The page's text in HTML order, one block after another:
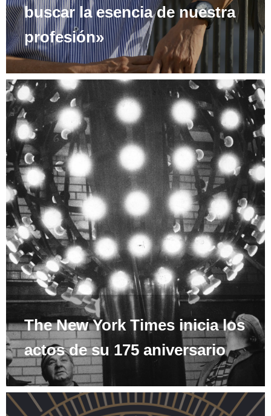
buscar la esencia de nuestra
profesión»
The New York Times inicia los
actos de su 175 aniversario